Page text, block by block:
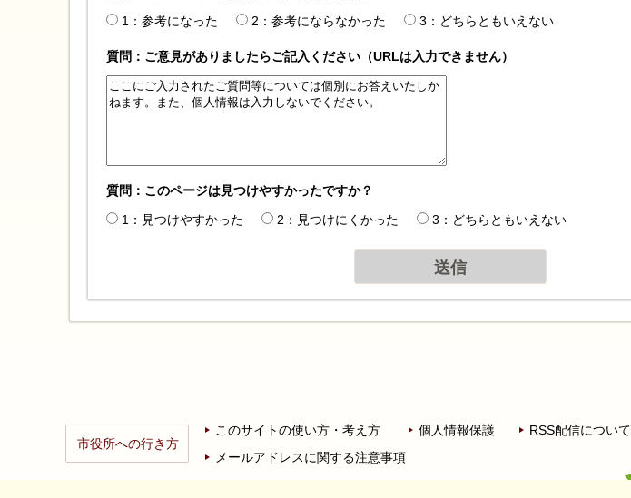
1：参考になった
2：参考にならなかった 3：どちらともいえない
質問：ご意見がありましたらご記入ください（URLは入力できません）
質問：このページは見つけやすかったですか？
1：見つけやすかった
2：見つけにくかった 3：どちらともいえない
市役所への行き方
このサイトの使い方・考え方 個人情報保護
RSS配信について
メールアドレスに関する注意事項